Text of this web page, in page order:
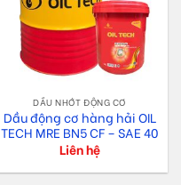
DẦU NHỚT ĐỘNG CƠ
Dầu động cơ hàng hải OIL
TECH MRE BN5 CF – SAE 40
Liên hệ